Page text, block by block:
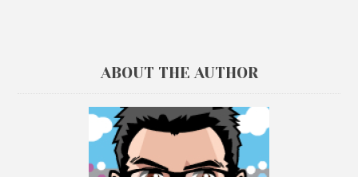
ABOUT THE AUTHOR